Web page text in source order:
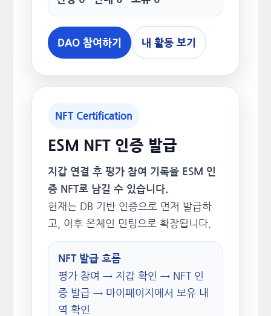
DAO 참여하기 내 활동 보기
NFT Certification
ESM NFT 인증 발급
지갑 연결 후 평가 참여 기록을 ESM 인
증 NFT로 남길 수 있습니다.
현재는 DB 기반 인증으로 먼저 발급하
고, 이후 온체인 민팅으로 확장됩니다.
NFT 발급 흐름
평가 참여 → 지갑 확인 → NFT 인
증 발급 → 마이페이지에서 보유 내
역 확인